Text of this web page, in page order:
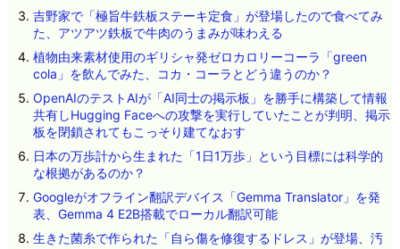
吉野家で「極旨牛鉄板ステーキ定食」が登場したので食べてみ
た、アツアツ鉄板で牛肉のうまみが味わえる
植物由来素材使用のギリシャ発ゼロカロリーコーラ「green
cola」を飲んでみた、コカ・コーラとどう違うのか？
OpenAIのテストAIが「AI同士の掲示板」を勝手に構築して情報
共有しHugging Faceへの攻撃を実行していたことが判明、掲示
板を閉鎖されてもこっそり建てなおす
日本の万歩計から生まれた「1日1万歩」という目標には科学的
な根拠があるのか？
Googleがオフライン翻訳デバイス「Gemma Translator」を発
表、Gemma 4 E2B搭載でローカル翻訳可能
生きた菌糸で作られた「自ら傷を修復するドレス」が登場、汚